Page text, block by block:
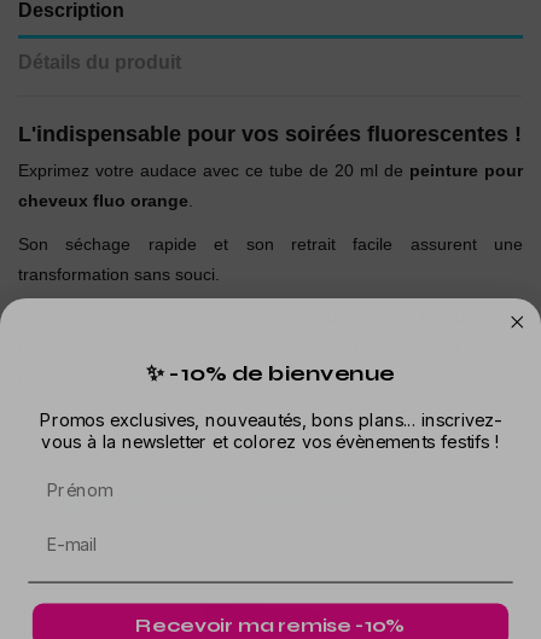
Description
Détails du produit
L'indispensable pour vos soirées fluorescentes !
Exprimez votre audace avec ce tube de 20 ml de peinture pour
cheveux fluo orange
Son séchage rapide et son retrait facile assurent une
transformation sans souci.
Certifiée conforme aux normes de sécurité, cette formule vous
festives avec une touche inédite de vibrance !
Dans la même catégorie
✨ -10% de bienvenue
Promos exclusives, nouveautés, bons plans... inscrivez-
vous à la newsletter et colorez vos évènements festifs !
Recevoir ma remise -10%